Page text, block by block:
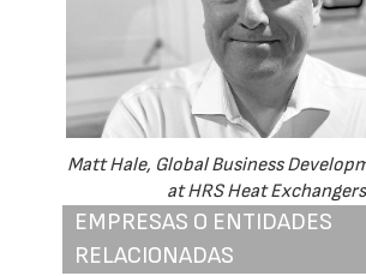
Matt Hale, Global Business
at HRS Heat
EMPRESAS O ENTIDADES
RELACIONADAS